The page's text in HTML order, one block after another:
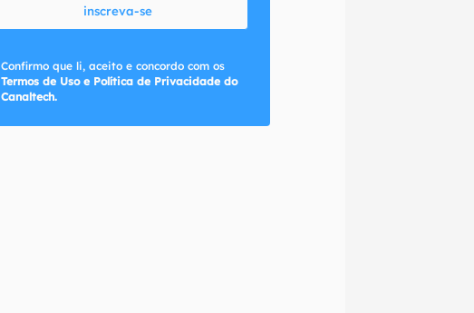
inscreva-se
Confirmo que li, aceito e concordo com os
Termos de Uso e Política de Privacidade do
Canaltech.